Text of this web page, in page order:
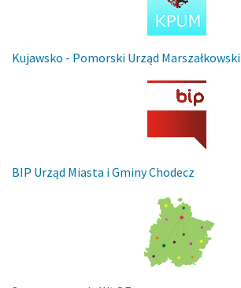
Kujawsko - Pomorski Urząd Marszałkowski
BIP Urząd Miasta i Gminy Chodecz